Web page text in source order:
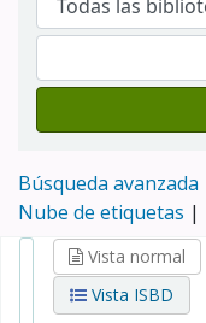
Búsqueda avanzada
Nube de etiquetas
Vista normal
Vista ISBD